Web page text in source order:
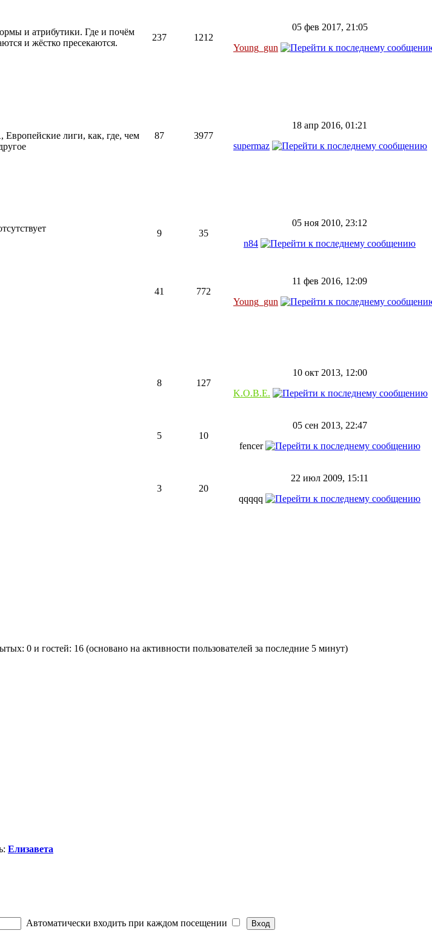
и атрибутики. Где и почём
и жёстко пресекаются.
237 1212
05 фев 2017, 21:05
Young_gun
лиги, как, где, чем
87 3977
18 апр 2016, 01:21
supermaz
9 35
05 ноя 2010, 23:12
n84
41 772
11 фев 2016, 12:09
Young_gun
8 127
10 окт 2013, 12:00
K.O.B.E.
5 10
05 сен 2013, 22:47
fencer
3 20
22 июл 2009, 15:11
qqqqq
0 и гостей: 16 (основано на активности пользователей за последние 5 минут)
Елизавета
Автоматически входить при каждом посещении